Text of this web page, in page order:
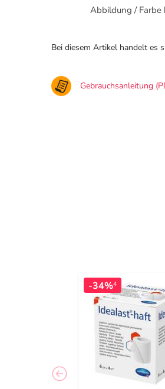
Abbildung / Farbe
Bei diesem Artikel handelt es
Gebrauchsanleitung
-34%4